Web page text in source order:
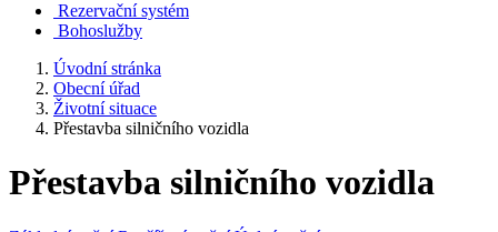
Rezervační systém
Bohoslužby
Úvodní stránka
Obecní úřad
Životní situace
Přestavba silničního vozidla
Přestavba silničního vozidla